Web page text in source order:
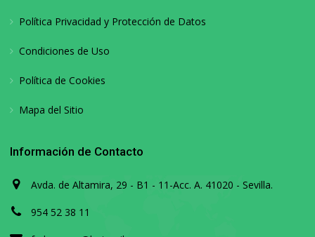
Política Privacidad y Protección de Datos
Condiciones de Uso
Política de Cookies
Mapa del Sitio
Información de Contacto
Avda. de Altamira, 29 - B1 - 11-Acc. A. 41020 - Sevilla.
954 52 38 11